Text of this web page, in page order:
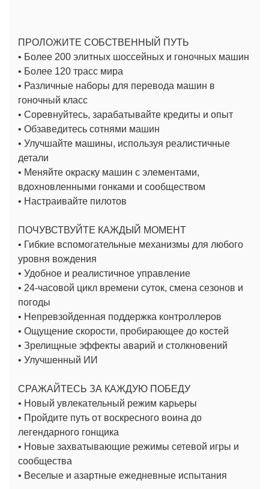
ПРОЛОЖИТЕ СОБСТВЕННЫЙ ПУТЬ
• Более 200 элитных шоссейных и гоночных машин
• Более 120 трасс мира
• Различные наборы для перевода машин в
гоночный класс
• Соревнуйтесь, зарабатывайте кредиты и опыт
• Обзаведитесь сотнями машин
• Улучшайте машины, используя реалистичные
детали
• Меняйте окраску машин с элементами,
вдохновленными гонками и сообществом
• Настраивайте пилотов
ПОЧУВСТВУЙТЕ КАЖДЫЙ МОМЕНТ
• Гибкие вспомогательные механизмы для любого
уровня вождения
• Удобное и реалистичное управление
• 24-часовой цикл времени суток, смена сезонов и
погоды
• Непревзойденная поддержка контроллеров
• Ощущение скорости, пробирающее до костей
• Зрелищные эффекты аварий и столкновений
• Улучшенный ИИ
СРАЖАЙТЕСЬ ЗА КАЖДУЮ ПОБЕДУ
• Новый увлекательный режим карьеры
• Пройдите путь от воскресного воина до
легендарного гонщика
• Новые захватывающие режимы сетевой игры и
сообщества
• Веселые и азартные ежедневные испытания